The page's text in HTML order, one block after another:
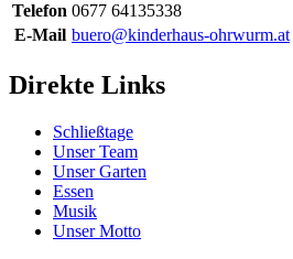
Telefon 0677 64135338
E-Mail buero@kinderhaus-ohrwurm.at
Direkte Links
Schließtage
Unser Team
Unser Garten
Essen
Musik
Unser Motto